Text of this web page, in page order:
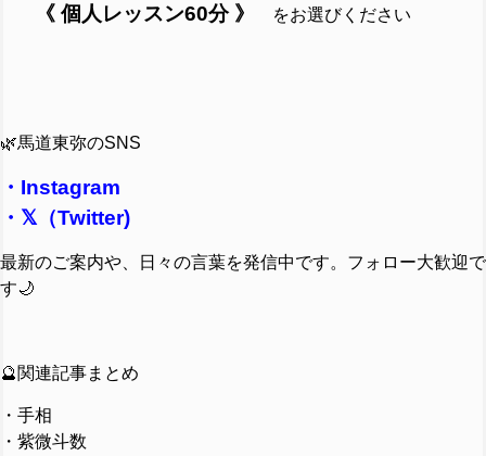
《 個人レッスン60分 》 をお選びください
🌿馬道東弥のSNS
・ Instagram
・ 𝕏（Twitter)
最新のご案内や、日々の言葉を発信中です。フォロー大歓迎で
す🌙
🔮関連記事まとめ
・手相
・紫微斗数